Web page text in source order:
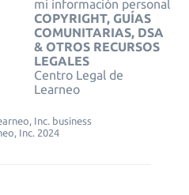
mi información personal
COPYRIGHT, GUÍAS
COMUNITARIAS, DSA
& OTROS RECURSOS
LEGALES
Centro Legal de
Learneo
Inc. business
Inc. 2024